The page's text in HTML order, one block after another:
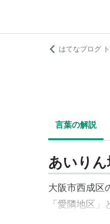
はてなブログ
言葉の解説
あいり
大阪市西成区
「愛隣地区